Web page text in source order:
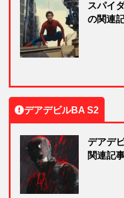
スパイ
の関連
デアデビルBA S2
デアデ
関連記